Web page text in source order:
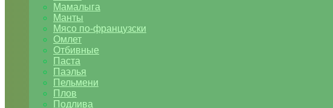
Мамалыга
Манты
Мясо по-французски
Омлет
Отбивные
Паста
Паэлья
Пельмени
Плов
Подлива